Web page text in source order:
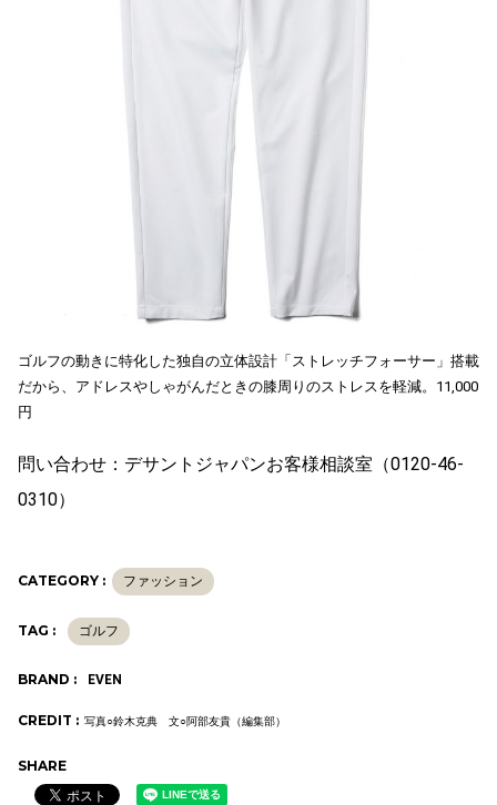
ゴルフの動きに特化した独自の立体設計「ストレッチフォーサー」搭載
だから、アドレスやしゃがんだときの膝周りのストレスを軽減。11,000
円
問い合わせ：デサントジャパンお客様相談室（0120-46-
0310）
CATEGORY : ファッション
TAG : ゴルフ
BRAND : EVEN
CREDIT : 写真○鈴木克典 文○阿部友貴（編集部）
SHARE